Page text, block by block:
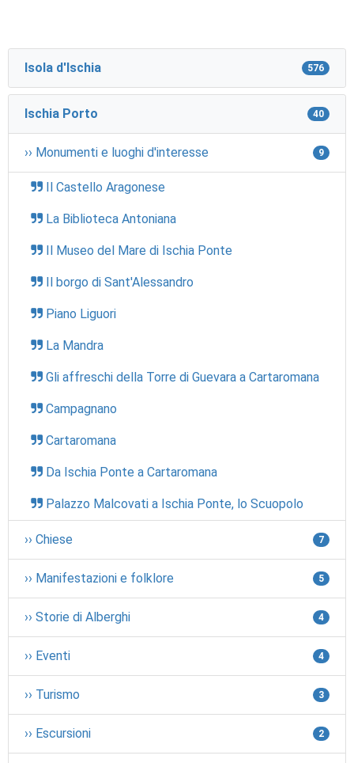
Isola d'Ischia 576
Ischia Porto 40
›› Monumenti e luoghi d'interesse 9
Il Castello Aragonese
La Biblioteca Antoniana
Il Museo del Mare di Ischia Ponte
Il borgo di Sant'Alessandro
Piano Liguori
La Mandra
Gli affreschi della Torre di Guevara a Cartaromana
Campagnano
Cartaromana
Da Ischia Ponte a Cartaromana
Palazzo Malcovati a Ischia Ponte, lo Scuopolo
›› Chiese 7
›› Manifestazioni e folklore 5
›› Storie di Alberghi 4
›› Eventi 4
›› Turismo 3
›› Escursioni 2